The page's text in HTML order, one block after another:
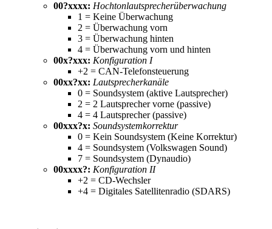
00?xxxx: Hochtonlautsprecherüberwachung
1 = Keine Überwachung
2 = Überwachung vorn
3 = Überwachung hinten
4 = Überwachung vorn und hinten
00x?xxx: Konfiguration I
+2 = CAN-Telefonsteuerung
00xx?xx: Lautsprecherkanäle
0 = Soundsystem (aktive Lautsprecher)
2 = 2 Lautsprecher vorne (passive)
4 = 4 Lautsprecher (passive)
00xxx?x: Soundsystemkorrektur
0 = Kein Soundsystem (Keine Korrektur)
4 = Soundsystem (Volkswagen Sound)
7 = Soundsystem (Dynaudio)
00xxxx?: Konfiguration II
+2 = CD-Wechsler
+4 = Digitales Satellitenradio (SDARS)